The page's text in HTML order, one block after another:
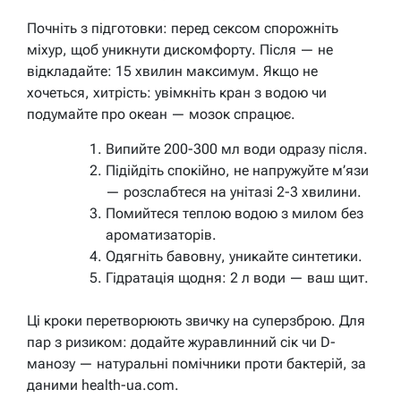
Почніть з підготовки: перед сексом спорожніть
міхур, щоб уникнути дискомфорту. Після — не
відкладайте: 15 хвилин максимум. Якщо не
хочеться, хитрість: увімкніть кран з водою чи
подумайте про океан — мозок спрацює.
Випийте 200-300 мл води одразу після.
Підійдіть спокійно, не напружуйте м’язи
— розслабтеся на унітазі 2-3 хвилини.
Помийтеся теплою водою з милом без
ароматизаторів.
Одягніть бавовну, уникайте синтетики.
Гідратація щодня: 2 л води — ваш щит.
Ці кроки перетворюють звичку на суперзброю. Для
пар з ризиком: додайте журавлинний сік чи D-
манозу — натуральні помічники проти бактерій, за
даними health-ua.com.